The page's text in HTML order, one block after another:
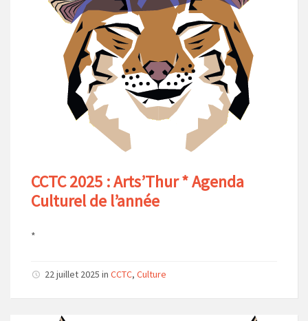
CCTC 2025 : Arts’Thur * Agenda
Culturel de l’année
*
22 juillet 2025 in CCTC, Culture